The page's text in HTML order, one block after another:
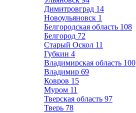
Димитровград 14
Новоульяновск 1
Белгородская область 108
Белгород 72
Старый Оскол 11
Губкин 4
Владимирская область 100
Владимир 69
Ковров 15
Муром 11
Тверская область 97
Тверь 78